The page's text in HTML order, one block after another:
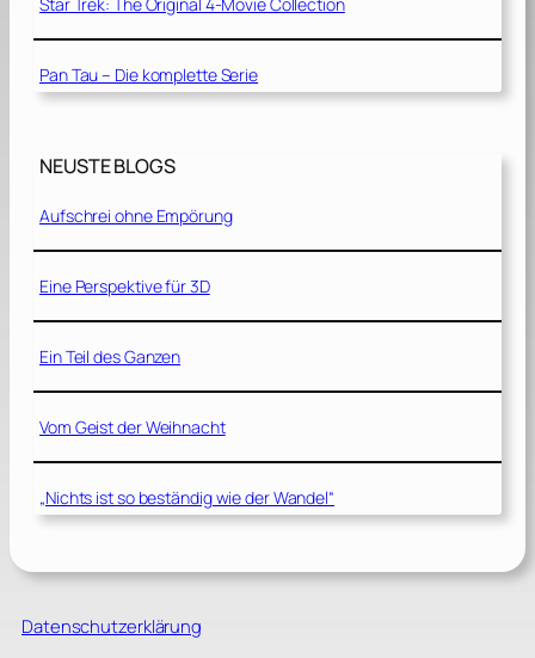
Star Trek: The Original 4-Movie Collection
Pan Tau – Die komplette Serie
NEUSTE BLOGS
Aufschrei ohne Empörung
Eine Perspektive für 3D
Ein Teil des Ganzen
Vom Geist der Weihnacht
„Nichts ist so beständig wie der Wandel“
Datenschutzerklärung